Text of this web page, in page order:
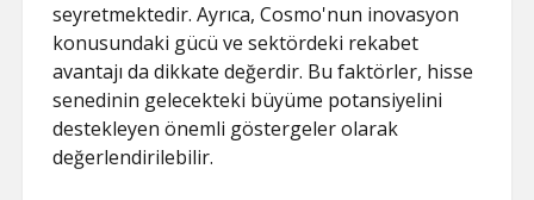
seyretmektedir. Ayrıca, Cosmo'nun inovasyon
konusundaki gücü ve sektördeki rekabet
avantajı da dikkate değerdir. Bu faktörler, hisse
senedinin gelecekteki büyüme potansiyelini
destekleyen önemli göstergeler olarak
değerlendirilebilir.